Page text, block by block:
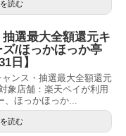
読む
選最大全額還元キ
/ほっかほっか亭
日】
ンス・抽選最大全額還元
象店舗：楽天ペイが利用
ほっかほっか...
読む